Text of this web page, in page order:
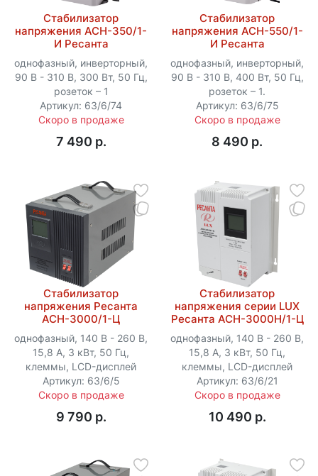
Стабилизатор
напряжения АСН-350/1-
И Ресанта
однофазный, инверторный,
90 В - 310 В, 300 Вт, 50 Гц,
розеток – 1
Артикул: 63/6/74
Скоро в продаже
7 490 p.
Стабилизатор
напряжения АСН-550/1-
И Ресанта
однофазный, инверторный,
90 В - 310 В, 400 Вт, 50 Гц,
розеток – 1.
Артикул: 63/6/75
Скоро в продаже
8 490 p.
Стабилизатор
напряжения Ресанта
АСН-3000/1-Ц
однофазный, 140 В - 260 В,
15,8 А, 3 кВт, 50 Гц,
клеммы, LCD-дисплей
Артикул: 63/6/5
Скоро в продаже
9 790 p.
Стабилизатор
напряжения серии LUX
Ресанта АСН-3000Н/1-Ц
однофазный, 140 В - 260 В,
15,8 А, 3 кВт, 50 Гц,
клеммы, LCD-дисплей
Артикул: 63/6/21
Скоро в продаже
10 490 p.